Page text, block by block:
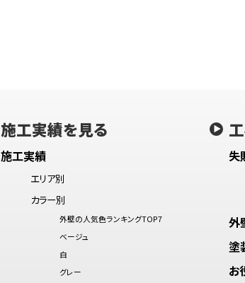
施工実績を見る
施工実績
エリア別
カラー別
外壁の人気色ランキングTOP7
ベージュ
白
グレー
失
外
塗
お